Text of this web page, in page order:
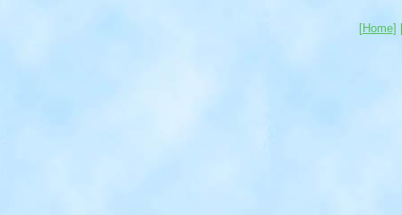
[Home]